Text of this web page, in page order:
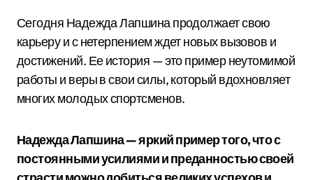
Сегодня Надежда Лапшина продолжает свою
карьеру и с нетерпением ждет новых вызовов и
достижений. Ее история — это пример неутомимой
работы и веры в свои силы, который вдохновляет
многих молодых спортсменов.
Надежда Лапшина — яркий пример того, что с
постоянными усилиями и преданностью своей